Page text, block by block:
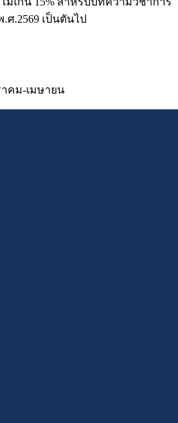
.2569 เป็นตันไป
าคม-เมษายน